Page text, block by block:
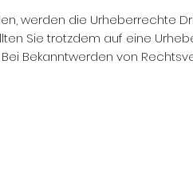
werden die Urheberrechte
Sie trotzdem auf eine
Bekanntwerden von